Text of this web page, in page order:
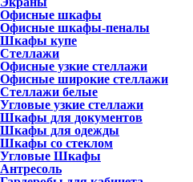
Офисные шкафы
Офисные шкафы-пеналы
Шкафы купе
Стеллажи
Офисные узкие стеллажи
Офисные широкие стеллажи
Стеллажи белые
Угловые узкие стеллажи
Шкафы для документов
Шкафы для одежды
Шкафы со стеклом
Угловые Шкафы
Антресоль